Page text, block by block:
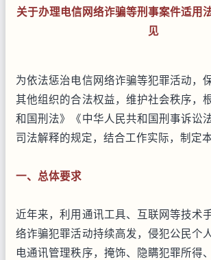
关于办理电信网络诈骗等刑事案件适用
见
为依法惩治电信网络诈骗等犯罪活动，
其他组织的合法权益，维护社会秩序，
和国刑法》《中华人民共和国刑事诉讼
司法解释的规定，结合工作实际，制定本
一、总体要求
近年来，利用通讯工具、互联网等技术
络诈骗犯罪活动持续高发，侵犯公民个
电通讯管理秩序，掩饰、隐瞒犯罪所得